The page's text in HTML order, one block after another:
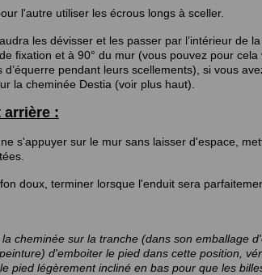
l'autre utiliser les écrous longs à sceller.
les dévisser et les passer par l’intérieur de la
fixation et à 90° du mur (vous pouvez pour cela
pendant leurs scellements), si vous
la cheminée Destia (voir plus haut).
arrière :
s'appuyer sur le mur sans laisser d'espace,
doux, terminer lorsque l'enduit sera
cheminée sur la tranche (dans son emballage
d'emboiter le pied dans cette position,
pied légèrement incliné en bas pour que les